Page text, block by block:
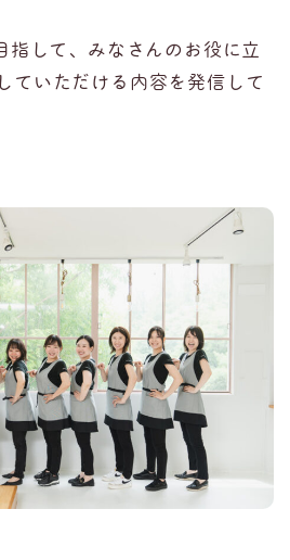
指して、みなさんのお役に立
ていただける内容を発信して